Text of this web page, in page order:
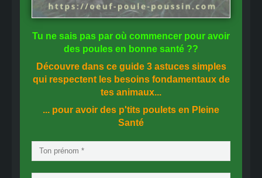
Tu ne sais pas par où commencer pour avoir
des poules en bonne santé ??
Découvre dans ce guide 3 astuces simples
qui respectent les besoins fondamentaux de
tes animaux...
... pour avoir des p'tits poulets en Pleine
Santé